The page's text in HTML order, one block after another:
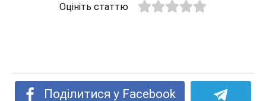
Оцініть статтю
Поділитися у Facebook